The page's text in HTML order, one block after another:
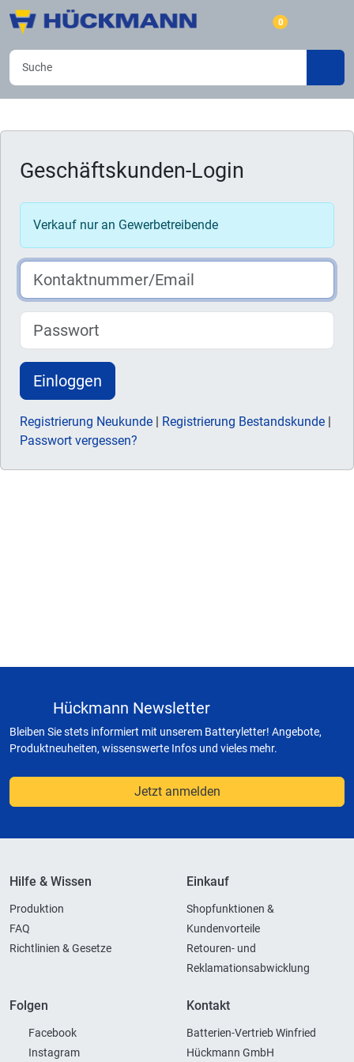
0
Geschäftskunden-Login
Verkauf nur an Gewerbetreibende
Einloggen
Registrierung Neukunde | Registrierung Bestandskunde |
Passwort vergessen?
Hückmann Newsletter
Bleiben Sie stets informiert mit unserem Batteryletter! Angebote,
Produktneuheiten, wissenswerte Infos und vieles mehr.
Jetzt anmelden
Hilfe & Wissen
Produktion
FAQ
Richtlinien & Gesetze
Einkauf
Shopfunktionen &
Kundenvorteile
Retouren- und
Reklamationsabwicklung
Folgen
Facebook
Instagram
Kontakt
Batterien-Vertrieb Winfried
Hückmann GmbH